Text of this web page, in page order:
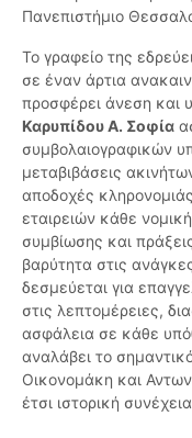
Πανεπιστήμιο
Το γραφείο της
σε έναν άρτια
προσφέρει άνεση και
Καρυπίδου Α. Σοφία
συμβολαιογραφικών
μεταβιβάσεις
αποδοχές
εταιρειών κάθε
συμβίωσης και
βαρύτητα στις
δεσμεύεται για
στις λεπτομέρειες,
ασφάλεια σε κάθε
αναλάβει το
Οικονομάκη και
έτσι ιστορική